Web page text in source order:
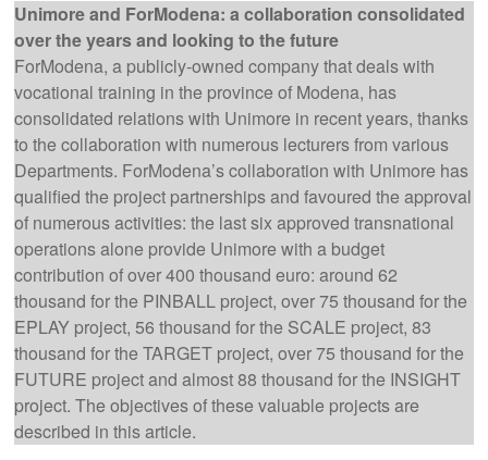
Unimore and ForModena: a collaboration consolidated
over the years and looking to the future
ForModena, a publicly-owned company that deals with
vocational training in the province of Modena, has
consolidated relations with Unimore in recent years, thanks
to the collaboration with numerous lecturers from various
Departments. ForModena’s collaboration with Unimore has
qualified the project partnerships and favoured the approval
of numerous activities: the last six approved transnational
operations alone provide Unimore with a budget
contribution of over 400 thousand euro: around 62
thousand for the PINBALL project, over 75 thousand for the
EPLAY project, 56 thousand for the SCALE project, 83
thousand for the TARGET project, over 75 thousand for the
FUTURE project and almost 88 thousand for the INSIGHT
project. The objectives of these valuable projects are
described in this article.